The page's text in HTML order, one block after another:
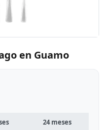
en Guamo
24 meses